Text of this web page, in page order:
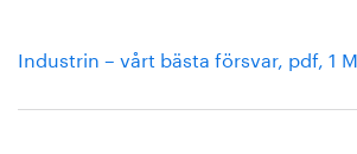
Industrin – vårt bästa försvar, pdf, 1